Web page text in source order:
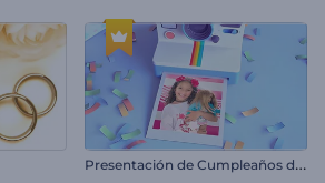
P
resentación de Cumpleaños de Polaroid 3D